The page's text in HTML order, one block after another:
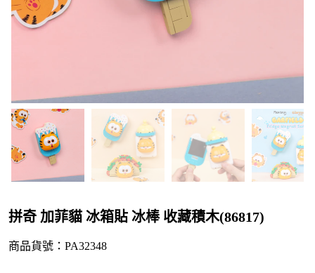
拼奇 加菲貓 冰箱貼 冰棒 收藏積木(86817)
商品貨號：PA32348